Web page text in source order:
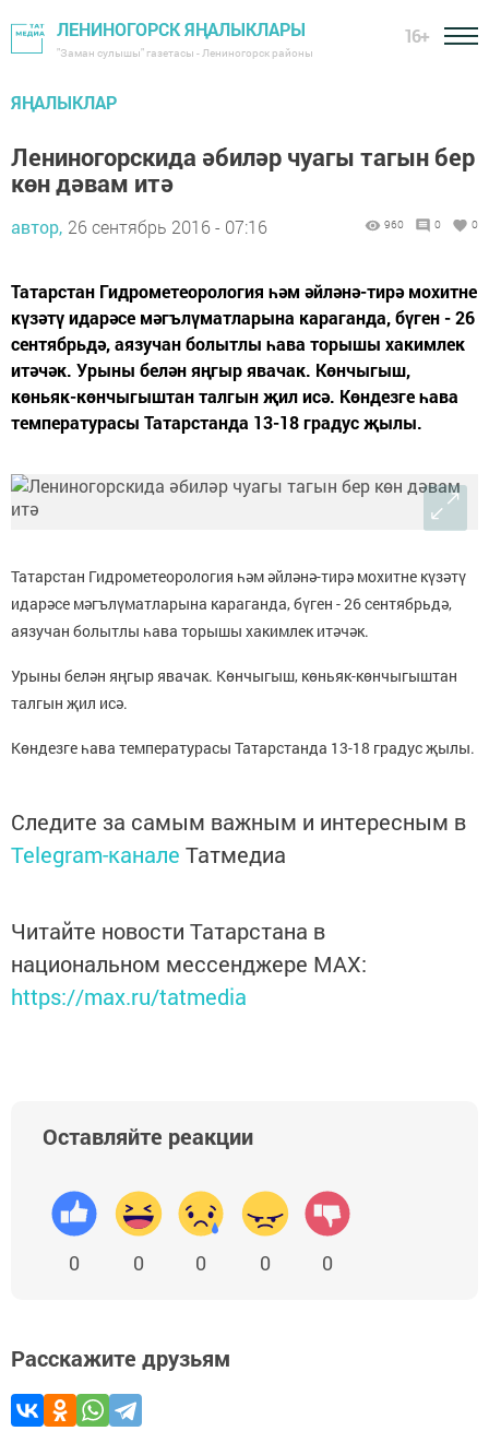
ЛЕНИНОГОРСК ЯҢАЛЫКЛАРЫ
"Заман сулышы" газетасы - Лениногорск районы
16+
ЯҢАЛЫКЛАР
Лениногорскида әбиләр чуагы тагын бер
көн дәвам итә
автор, 26 сентябрь 2016 - 07:16 960 0 0
Татарстан Гидрометеорология һәм әйләнә-тирә мохитне
күзәтү идарәсе мәгълүматларына караганда, бүген - 26
сентябрьдә, аязучан болытлы һава торышы хакимлек
итәчәк. Урыны белән яңгыр явачак. Көнчыгыш,
көньяк-көнчыгыштан талгын җил исә. Көндезге һава
температурасы Татарстанда 13-18 градус җылы.
Татарстан Гидрометеорология һәм әйләнә-тирә мохитне күзәтү
идарәсе мәгълүматларына караганда, бүген - 26 сентябрьдә,
аязучан болытлы һава торышы хакимлек итәчәк.
Урыны белән яңгыр явачак. Көнчыгыш, көньяк-көнчыгыштан
талгын җил исә.
Көндезге һава температурасы Татарстанда 13-18 градус җылы.
Следите за самым важным и интересным в
Telegram-канале Татмедиа
Читайте новости Татарстана в
национальном мессенджере MАХ:
https://max.ru/tatmedia
Оставляйте реакции
0 0 0 0 0
Расскажите друзьям